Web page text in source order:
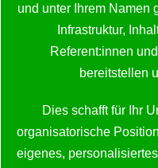
und unter Ihrem Namen
Infrastruktur,
Referent:innen
bereitstellen
Dies schafft für Ihr
organisatorische
eigenes,